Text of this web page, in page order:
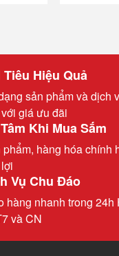
Tiêu Hiệu Quả
sản phẩm và dịch
giá ưu đãi
Khi Mua Sắm
phẩm, hàng hóa chính
Vụ Chu Đáo
hàng nhanh trong 24h
và CN